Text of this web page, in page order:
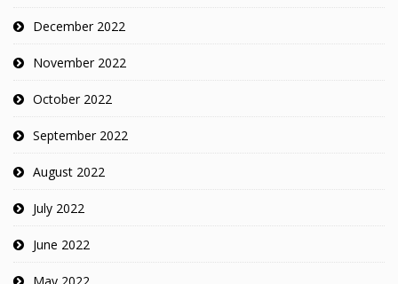
December 2022
November 2022
October 2022
September 2022
August 2022
July 2022
June 2022